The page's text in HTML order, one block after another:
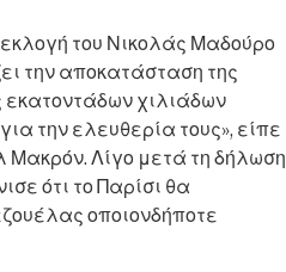
του Νικολάς Μαδούρο
την αποκατάσταση της
εκατοντάδων χιλιάδων
την ελευθερία τους», είπε
Λίγο μετά τη δήλωση
ότι το Παρίσι θα
οποιονδήποτε